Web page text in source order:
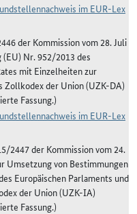
im EUR-Lex
der Kommission vom 28. Juli
(EU) Nr. 952/2013 des
mit Einzelheiten zur
Zollkodex der Union (UZK-DA)
Fassung.)
im EUR-Lex
2447 der Kommission vom 24.
Umsetzung von Bestimmungen
Europäischen Parlaments und
der Union (UZK-IA)
Fassung.)